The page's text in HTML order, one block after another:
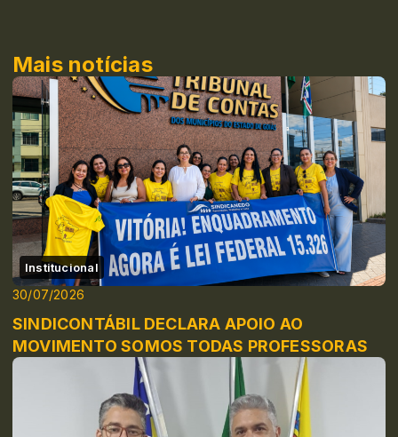
Mais notícias
Institucional
30/07/2026
SINDICONTÁBIL DECLARA APOIO AO
MOVIMENTO SOMOS TODAS PROFESSORAS